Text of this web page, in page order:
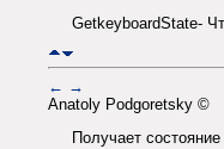
GetkeyboardState-
← →
Anatoly Podgoretsky ©
Получает